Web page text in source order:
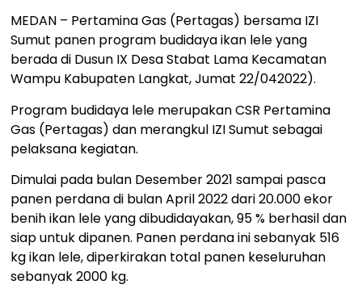
MEDAN – Pertamina Gas (Pertagas) bersama IZI
Sumut panen program budidaya ikan lele yang
berada di Dusun IX Desa Stabat Lama Kecamatan
Wampu Kabupaten Langkat, Jumat 22/042022).
Program budidaya lele merupakan CSR Pertamina
Gas (Pertagas) dan merangkul IZI Sumut sebagai
pelaksana kegiatan.
Dimulai pada bulan Desember 2021 sampai pasca
panen perdana di bulan April 2022 dari 20.000 ekor
benih ikan lele yang dibudidayakan, 95 % berhasil dan
siap untuk dipanen. Panen perdana ini sebanyak 516
kg ikan lele, diperkirakan total panen keseluruhan
sebanyak 2000 kg.